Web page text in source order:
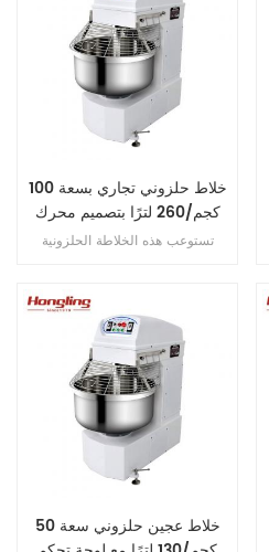
خلاط حلزوني تجاري بسعة 100
كجم/260 لترًا بتصميم محرك
مزدوج
تستوعب هذه الخلاطة الحلزونية
مزدوج، وتحكم مزدوج في السرعة،
وتشغيل مؤقت مزدوج، ونقل بالحزام
من أجل دقة العجن.
خلاط عجين حلزوني سعة 50